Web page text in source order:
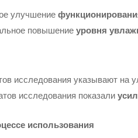
улучшение
повышениеуровня
исследования указывают на
исследования показали
использования